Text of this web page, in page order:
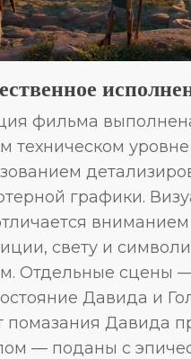
фильма
техническом уровне
графики.
свету и
Отдельные сцены
Давида и
помазания Давида
— поданы с